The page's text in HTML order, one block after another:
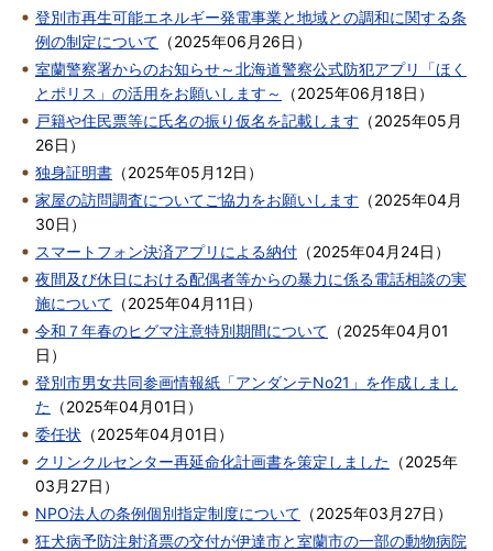
登別市再生可能エネルギー発電事業と地域との調和に関する条
例の制定について （2025年06月26日 ）
室蘭警察署からのお知らせ～北海道警察公式防犯アプリ「ほく
とポリス」の活用をお願いします～
（2025年06月18日 ）
戸籍や住民票等に氏名の振り仮名を記載します （2025年05月
26日 ）
独身証明書 （2025年05月12日 ）
家屋の訪問調査についてご協力をお願いします （2025年04月
30日 ）
スマートフォン決済アプリによる納付 （2025年04月24日 ）
夜間及び休日における配偶者等からの暴力に係る電話相談の実
施について （2025年04月11日 ）
令和７年春のヒグマ注意特別期間について （2025年04月01
日 ）
登別市男女共同参画情報紙「アンダンテNo21」を作成しまし
た （2025年04月01日 ）
委任状 （2025年04月01日 ）
クリンクルセンター再延命化計画書を策定しました （2025年
03月27日 ）
NPO法人の条例個別指定制度について （2025年03月27日 ）
狂犬病予防注射済票の交付が伊達市と室蘭市の一部の動物病院